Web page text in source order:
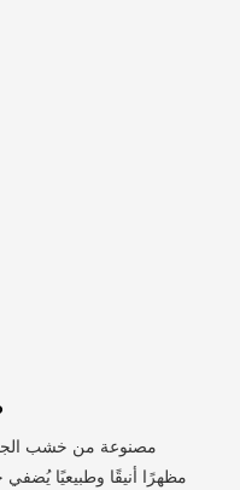
مصنوعة من خشب
مظهرًا أنيقًا وطبيعيًا